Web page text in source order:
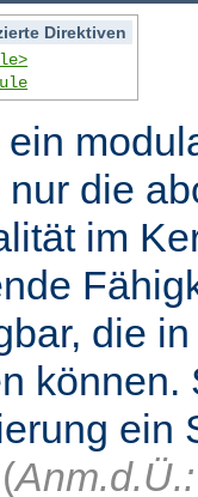
Direktiven
nur die
im
die
ein
(Anm.d.Ü.: